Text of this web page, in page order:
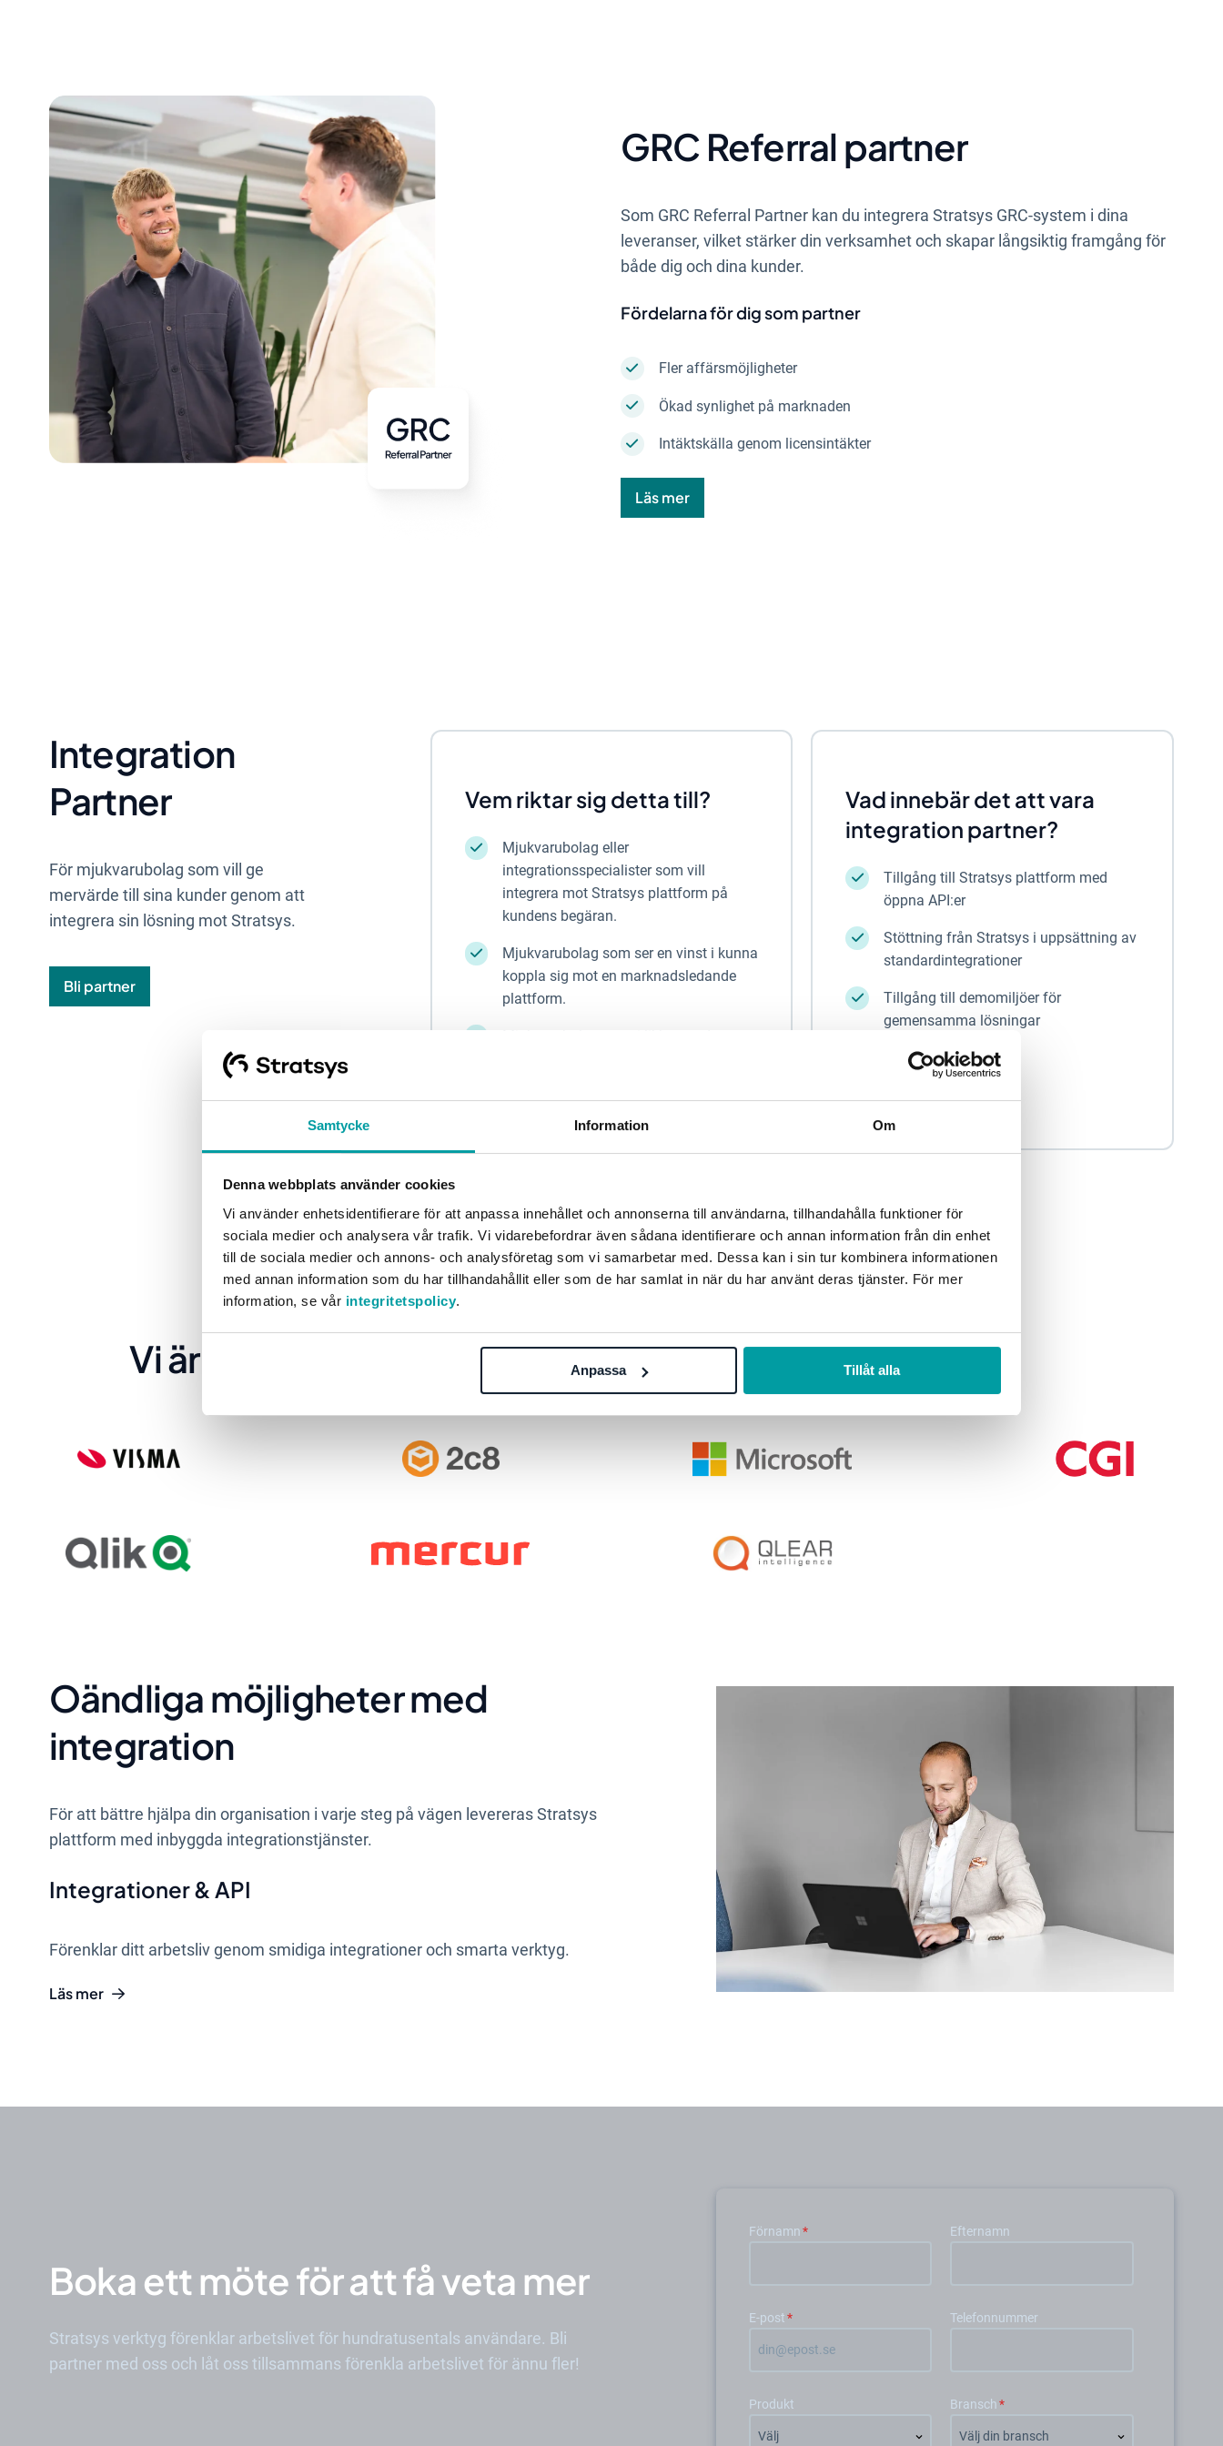
Samtycke Information Om
Denna webbplats använder cookies
Vi använder enhetsidentifierare för att anpassa innehållet och annonserna till användarna, tillhandahålla funktioner för
sociala medier och analysera vår trafik. Vi vidarebefordrar även sådana identifierare och annan information från din enhet
till de sociala medier och annons- och analysföretag som vi samarbetar med. Dessa kan i sin tur kombinera informationen
med annan information som du har tillhandahållit eller som de har samlat in när du har använt deras tjänster. För mer
information, se vår integritetspolicy.
Anpassa Tillåt alla
GRC Referral partner
Som GRC Referral Partner kan du integrera Stratsys GRC-system i dina
leveranser, vilket stärker din verksamhet och skapar långsiktig framgång för
både dig och dina kunder.
Fördelarna för dig som partner
Fler affärsmöjligheter
Ökad synlighet på marknaden
Intäktskälla genom licensintäkter
Läs mer
Integration
Partner
För mjukvarubolag som vill ge
mervärde till sina kunder genom att
integrera sin lösning mot Stratsys.
Bli partner
Vem riktar sig detta till?
Mjukvarubolag eller
integrationsspecialister som vill
integrera mot Stratsys plattform på
kundens begäran.
Mjukvarubolag som ser en vinst i kunna
koppla sig mot en marknadsledande
plattform.
samtidigt leverera kvalitet.
Vad innebär det att vara
integration partner?
Tillgång till Stratsys plattform med
öppna API:er
Stöttning från Stratsys i uppsättning av
standardintegrationer
Tillgång till demomiljöer för
gemensamma lösningar
Vi är stolta över våra fantastiska partners
Oändliga möjligheter med
integration
För att bättre hjälpa din organisation i varje steg på vägen levereras Stratsys
plattform med inbyggda integrationstjänster.
Integrationer & API
Förenklar ditt arbetsliv genom smidiga integrationer och smarta verktyg.
Läs mer
Boka ett möte för att få veta mer
Stratsys verktyg förenklar arbetslivet för hundratusentals användare. Bli
partner med oss och låt oss tillsammans förenkla arbetslivet för ännu fler!
Förnamn* Efternamn
E-post* Telefonnummer
Produkt Bransch *